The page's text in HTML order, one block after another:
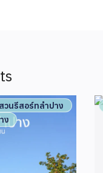
วนรีสอร์ทลำปาง
ง